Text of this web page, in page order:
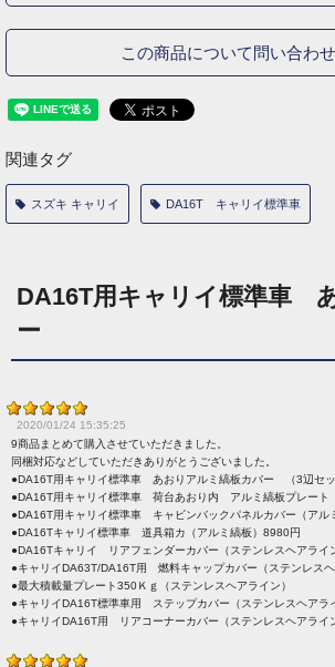
この商品について問い合わ
関連タグ
スズキ キャリイ DA16T キャリイ標準車
DA16T用キャリイ標準車
ー
2020/01/24 15:35:25
9商品まとめて購入させていただきました。
同梱対応などしていただきありがとうございました。
●DA16T用キャリイ標準車 あおりアルミ縞板カバー （3辺セッ
●DA16T用キャリイ標準車 荷台あおり内 アルミ縞板プレート
●DA16T用キャリイ標準車 キャビンバックパネルカバー（アル
●DA16Tキャリイ標準車 道具箱カ（アルミ縞板）8980円
●DA16Tキャリイ リアフェンダーカバー（ステンレスヘアライ
●キャリイDA63T/DA16T用 燃料キャップカバー（ステンレスヘ
●最大積載量プレート350Ｋｇ（ステンレスヘアライン）
●キャリイDA16T標準車用 ステップカバー（ステンレスヘアラ
●キャリイDA16T用 リアコーナーカバー（ステンレスヘアライ